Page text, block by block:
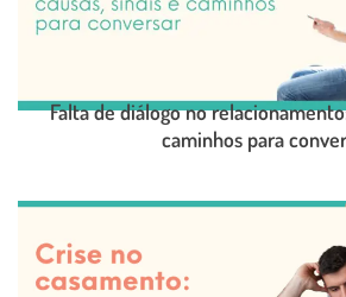
LEIA O POST
Falta de diálogo no
caminhos para